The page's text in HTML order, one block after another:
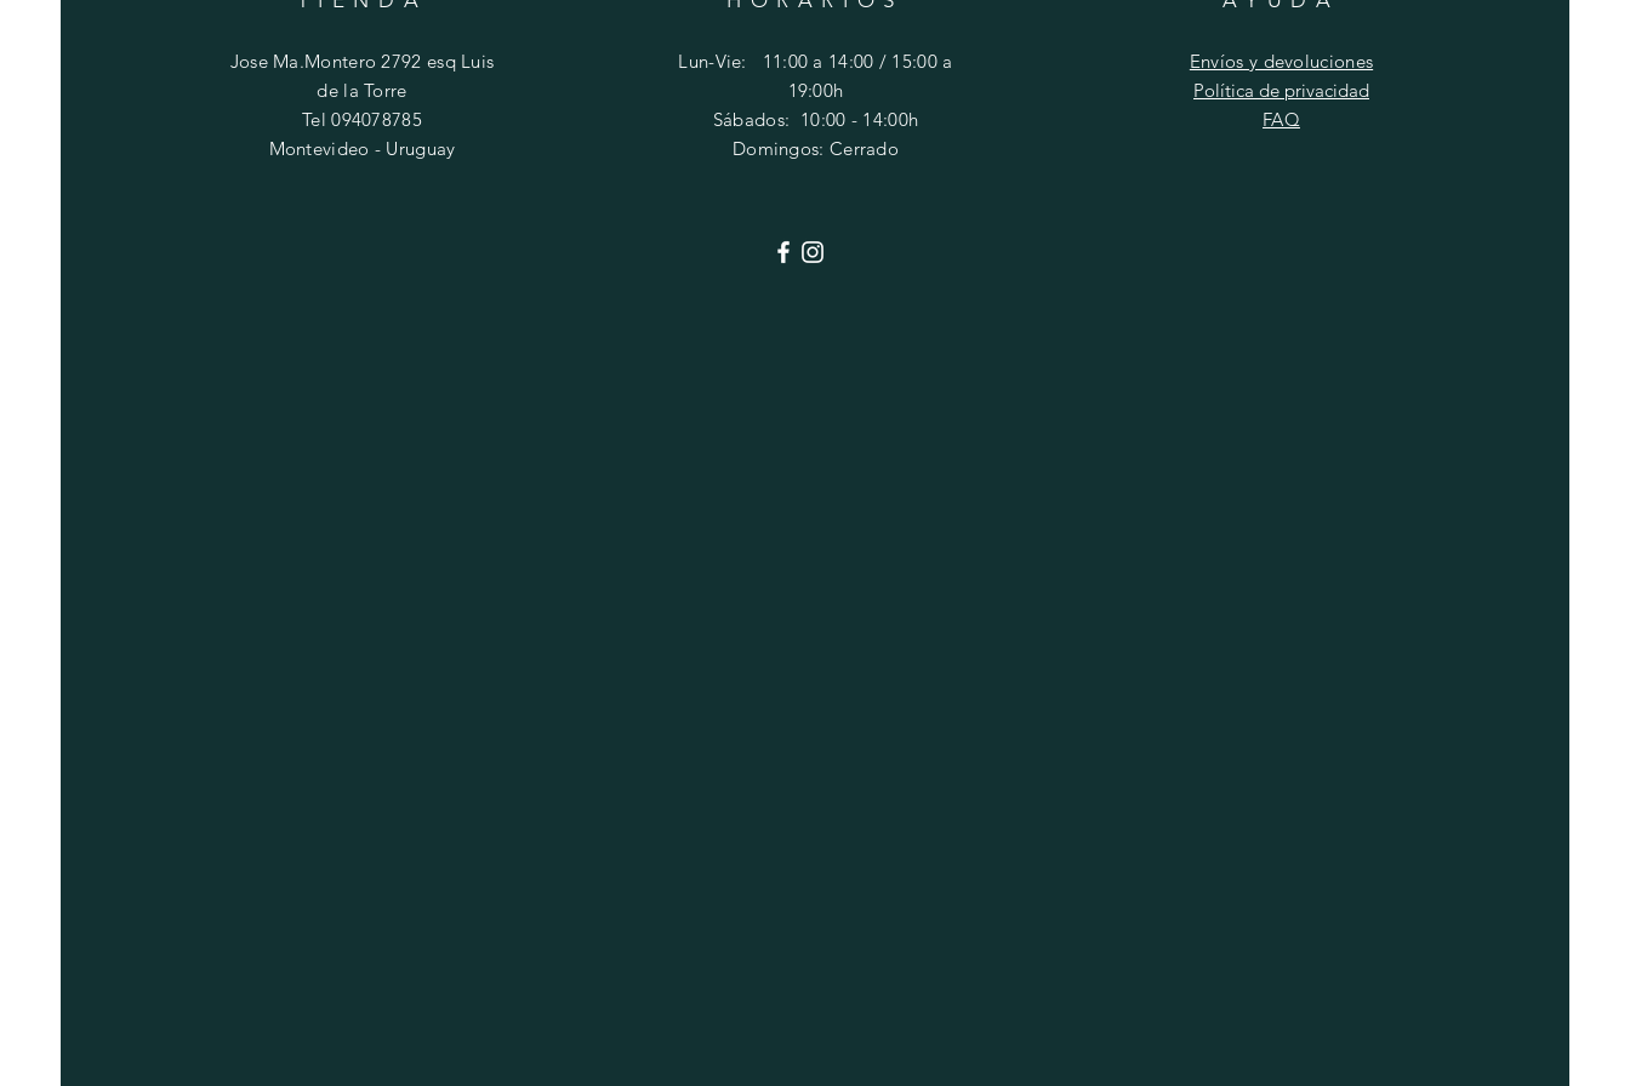
Jose Ma.Montero 2792 esq Luis
de la Torre
Tel 094078785
Montevideo - Uruguay
Lun-Vie: 11:00 a 14:00 / 15:00 a
19:00h
​​Sábados: 10:00 - 14:00h
Domingos: Cerrado
Envíos y devoluciones
Política de privacidad
FAQ